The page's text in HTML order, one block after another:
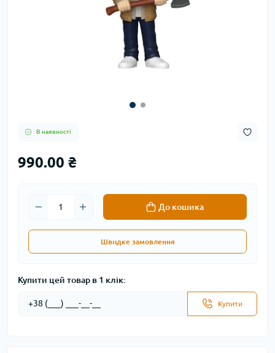
В наявності
990.00 ₴
До кошика
Швидке замовлення
Купити цей товар в 1 клік:
Купити